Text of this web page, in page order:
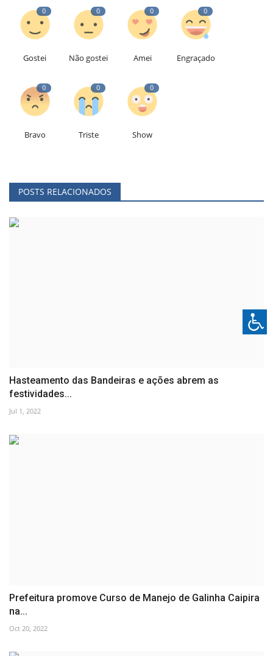
0
Gostei
0
Não gostei
0
Amei
0
Engraçado
0
Bravo
0
Triste
0
Show
POSTS RELACIONADOS
Hasteamento das Bandeiras e ações abrem as
festividades...
Jul 1, 2022
Prefeitura promove Curso de Manejo de Galinha Caipira
na...
Oct 20, 2022